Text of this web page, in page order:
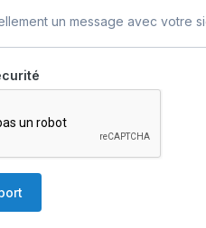
un message avec votre